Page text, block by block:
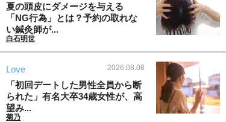
夏の頭皮にダメージを与える
「NG行為」とは？予約の取れな
い鍼灸師が...
白石明世
Love 2026.08.08
「初回デートした男性全員から断
られた」有名大卒34歳女性が、高
望み...
菊乃